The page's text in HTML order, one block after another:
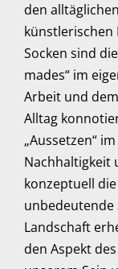
den
künstlerischen
Socken sind
mades“ im
Arbeit und
Alltag
„Aussetzen“
Nachhaltigkeit
konzeptuell
unbedeutende
Landschaft
den Aspekt